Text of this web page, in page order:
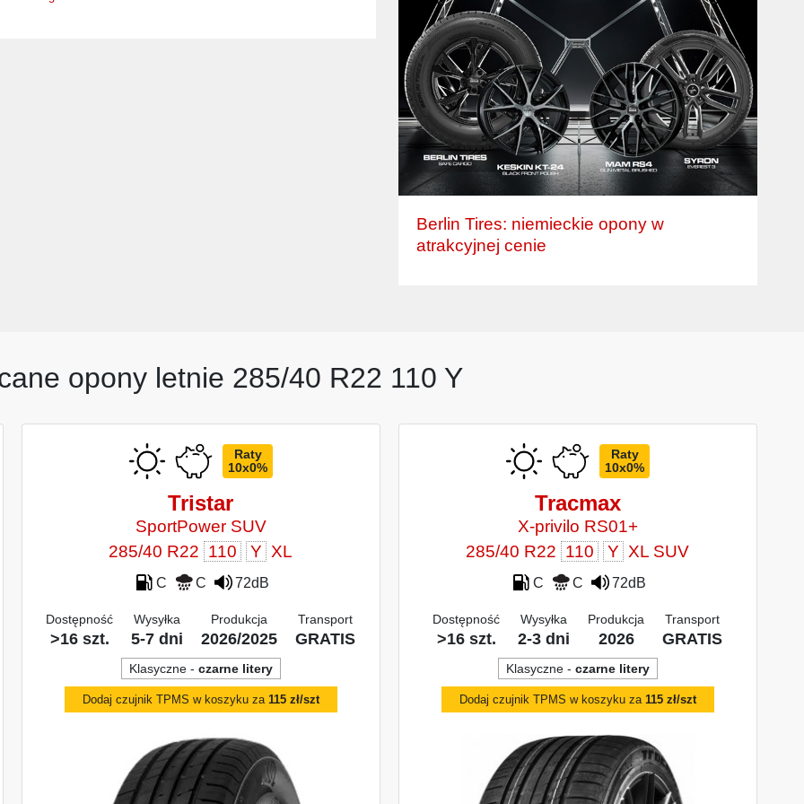
Berlin Tires: niemieckie opony w
atrakcyjnej cenie
opony letnie 285/40 R22 110 Y
Raty
10x0%
Tristar
SportPower SUV
285/40 R22 110 Y XL
C C 72dB
Dostępność
>16 szt.
Wysyłka
5-7 dni
Produkcja
2026/2025
Transport
GRATIS
Klasyczne - czarne litery
Dodaj czujnik TPMS w koszyku za 115 zł/szt
Raty
10x0%
Tracmax
X-privilo RS01+
285/40 R22 110 Y XL SUV
C C 72dB
Dostępność
>16 szt.
Wysyłka
2-3 dni
Produkcja
2026
Transport
GRATIS
Klasyczne - czarne litery
Dodaj czujnik TPMS w koszyku za 115 zł/szt